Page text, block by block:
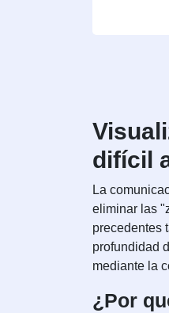
difícil
La
eliminar las
precedentes
profundidad
mediante la
¿Por